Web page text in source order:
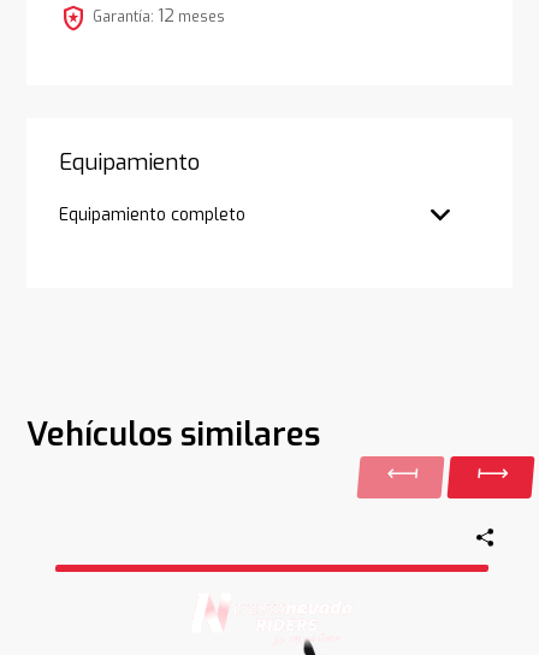
local_police Garantía: 12 meses
Equipamiento
Equipamiento completo
Vehículos similares